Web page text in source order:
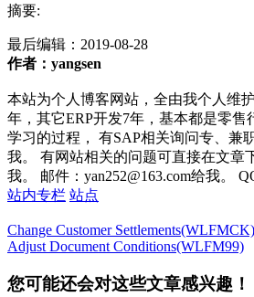
摘要:
最后编辑： 2019-08-28
作者：yangsen
本站为个人博客网站，全由我个人维
年，其它ERP开发7年，基本都是零售
学习的过程， 有SAP相关询问专、兼
我。 有网站相关的问题可直接在文章
我。 邮件：yan252@163.com给我。
站内专栏 站点
Change Customer Settlements(WLFMCK)
Adjust Document Conditions(WLFM99)
您可能还会对这些文章感兴趣！